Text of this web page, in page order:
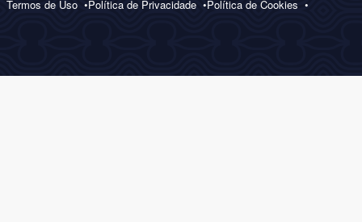
Termos de Uso Política de Privacidade Política de Cookies